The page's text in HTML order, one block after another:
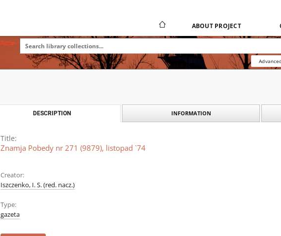
ABOUT PROJECT
DESCRIPTION INFORMATION
Title:
Znamja Pobedy nr 271 (9879), listopad `74
Creator:
Iszczenko, I. S. (red. nacz.)
Type:
gazeta